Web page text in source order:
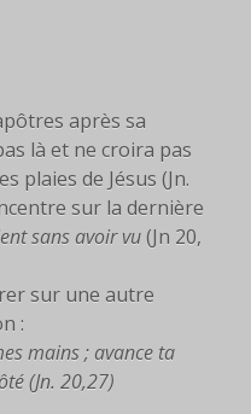
après sa
là et ne croira pas
plaies de Jésus (Jn.
sur la dernière
sans avoir vu(Jn 20,
sur une autre
:
mains ; avance ta
(Jn. 20,27)